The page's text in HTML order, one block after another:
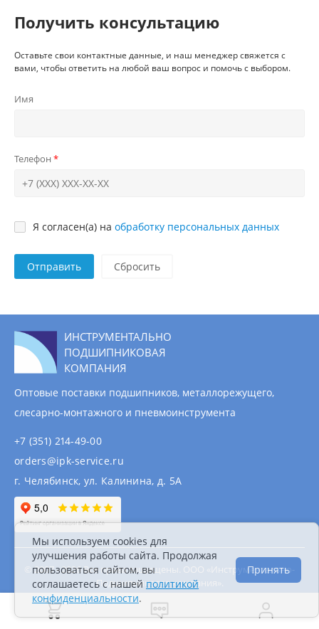
Получить консультацию
Оставьте свои контактные данные, и наш менеджер свяжется с
вами, чтобы ответить на любой ваш вопрос и помочь с выбором.
Имя
Телефон
Я согласен(а) на обработку персональных данных
Отправить
ИНСТРУМЕНТАЛЬНО
ПОДШИПНИКОВАЯ
КОМПАНИЯ
Оптовые поставки подшипников, металлорежущего,
слесарно-монтажного и пневмоинструмента
+7 (351) 214-49-00
orders@ipk-service.ru
г. Челябинск, ул. Калинина, д. 5А
© 2007 - 2026 Все права защищены. ООО «Инструментально-
Подшипниковая компания».
Информация на сайте не является публичной
Политика конфиденциальности
Мы используем cookies для
улучшения работы сайта. Продолжая
пользоваться сайтом, вы
соглашаетесь с нашей политикой
конфиденциальности.
Принять